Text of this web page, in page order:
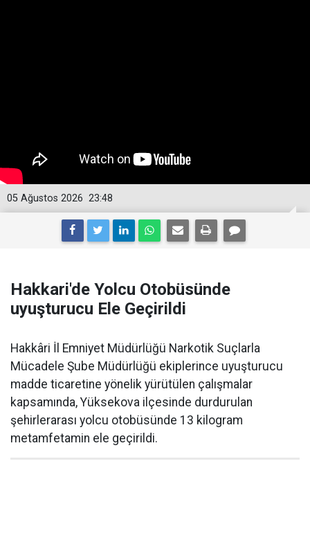
23:48
05 Ağustos 2026
Hakkari'de Yolcu Otobüsünde
uyuşturucu Ele Geçirildi
Hakkâri İl Emniyet Müdürlüğü Narkotik Suçlarla
Mücadele Şube Müdürlüğü ekiplerince uyuşturucu
madde ticaretine yönelik yürütülen çalışmalar
kapsamında, Yüksekova ilçesinde durdurulan
şehirlerarası yolcu otobüsünde 13 kilogram
metamfetamin ele geçirildi.